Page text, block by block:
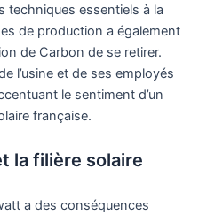
techniques essentiels à la
de production a également
de Carbon de se retirer.
l’usine et de ses employés
le sentiment d’un
française.
la filière solaire
a des conséquences